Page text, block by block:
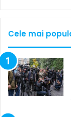
tehnici de
Cele mai